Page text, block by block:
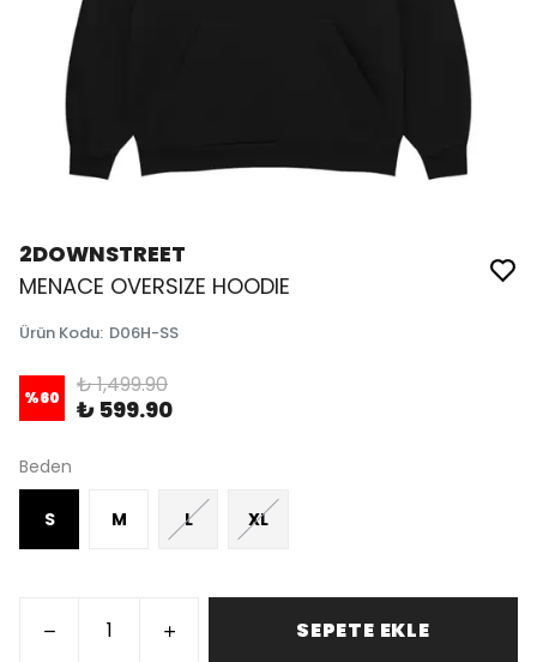
2DOWNSTREET
MENACE OVERSIZE HOODIE
Ürün Kodu: D06H-SS
%60 ₺ 1,499.90
₺ 599.90
Beden
S M L XL
SEPETE EKLE